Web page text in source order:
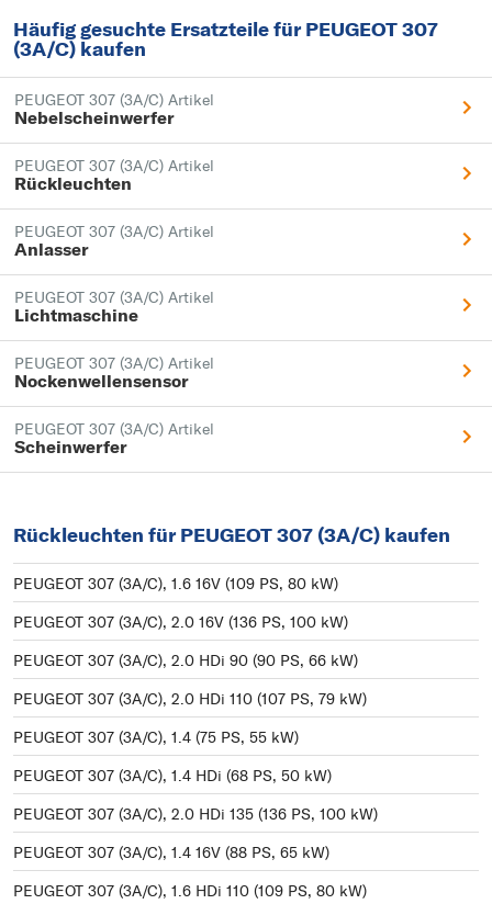
Häufig gesuchte Ersatzteile für PEUGEOT 307
(3A/C) kaufen
PEUGEOT 307 (3A/C) Artikel
Nebelscheinwerfer
PEUGEOT 307 (3A/C) Artikel
Rückleuchten
PEUGEOT 307 (3A/C) Artikel
Anlasser
PEUGEOT 307 (3A/C) Artikel
Lichtmaschine
PEUGEOT 307 (3A/C) Artikel
Nockenwellensensor
PEUGEOT 307 (3A/C) Artikel
Scheinwerfer
Rückleuchten für PEUGEOT 307 (3A/C) kaufen
PEUGEOT 307 (3A/C), 1.6 16V (109 PS, 80 kW)
PEUGEOT 307 (3A/C), 2.0 16V (136 PS, 100 kW)
PEUGEOT 307 (3A/C), 2.0 HDi 90 (90 PS, 66 kW)
PEUGEOT 307 (3A/C), 2.0 HDi 110 (107 PS, 79 kW)
PEUGEOT 307 (3A/C), 1.4 (75 PS, 55 kW)
PEUGEOT 307 (3A/C), 1.4 HDi (68 PS, 50 kW)
PEUGEOT 307 (3A/C), 2.0 HDi 135 (136 PS, 100 kW)
PEUGEOT 307 (3A/C), 1.4 16V (88 PS, 65 kW)
PEUGEOT 307 (3A/C), 1.6 HDi 110 (109 PS, 80 kW)